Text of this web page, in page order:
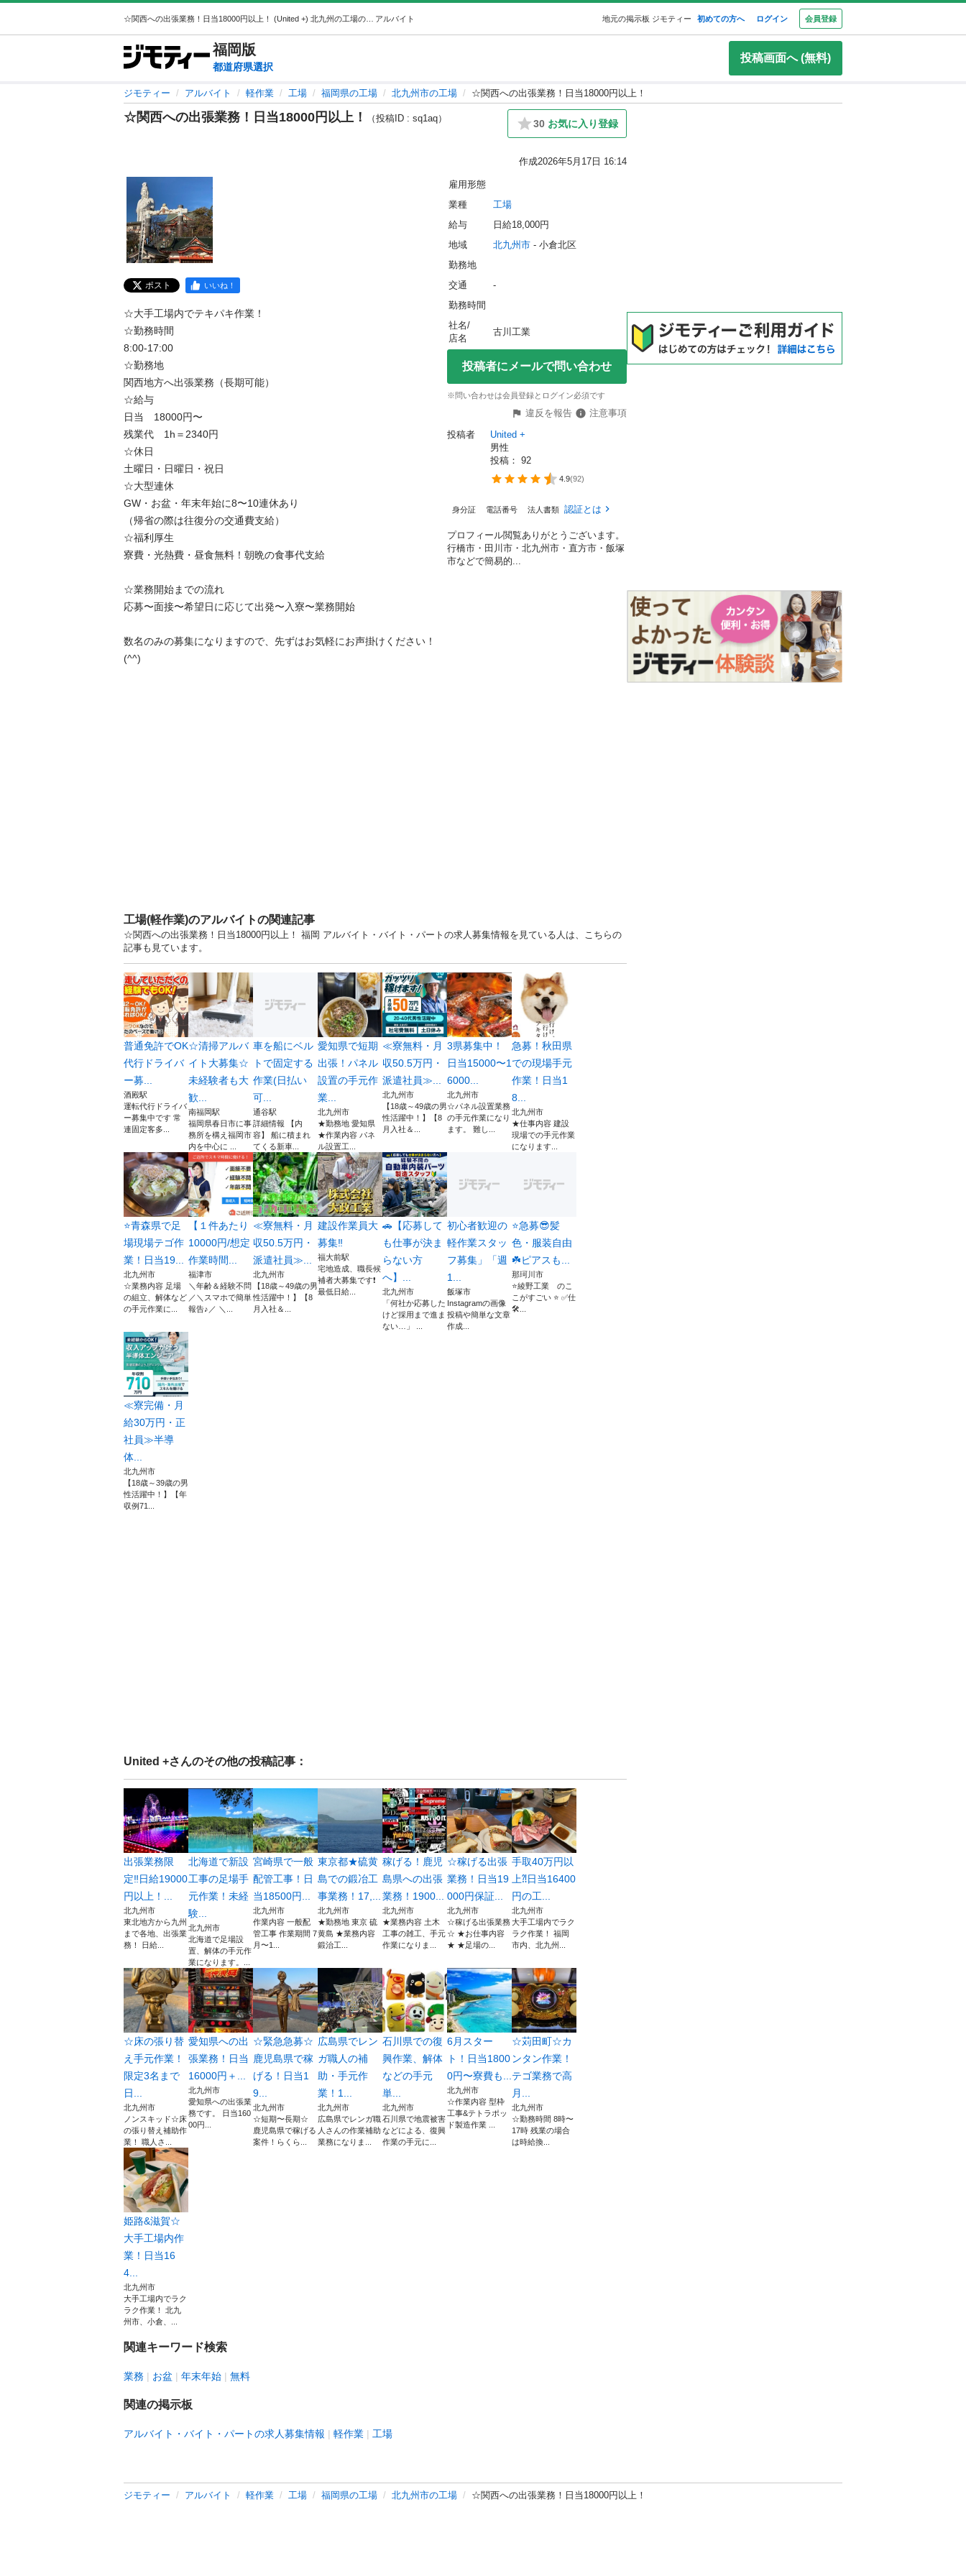
アルバイト 地元の掲示板 ジモティー 初めての方へ ログイン 会員登録
福岡版
都道府県選択
投稿画面へ (無料)
ジモティー アルバイト 軽作業 工場 福岡県の工場 北九州市の工場 ☆関西への出張業務！日当18000円以上！
☆関西への出張業務！日当18000円以上！ （投稿ID : sq1aq） 30 お気に入り登録
作成2026年5月17日 16:14
ポスト いいね！
☆大手工場内でテキパキ作業！
☆勤務時間
8:00-17:00
☆勤務地
関西地方へ出張業務（長期可能）
☆給与
日当　18000円〜
残業代　1h＝2340円
☆休日
土曜日・日曜日・祝日
☆大型連休
GW・お盆・年末年始に8〜10連休あり
（帰省の際は往復分の交通費支給）
☆福利厚生
寮費・光熱費・昼食無料！朝晩の食事代支給
☆業務開始までの流れ
応募〜面接〜希望日に応じて出発〜入寮〜業務開始
数名のみの募集になりますので、先ずはお気軽にお声掛けください！
(^^)
雇用形態
業種
工場
給与
日給18,000円
地域
北九州市 - 小倉北区
勤務地
交通
-
勤務時間
社名/
店名
古川工業
投稿者にメールで問い合わせ
※問い合わせは会員登録とログイン必須です
違反を報告
注意事項
投稿者
United +
男性
投稿： 92
4.9(92)
身分証 電話番号 法人書類 認証とは
プロフィール閲覧ありがとうございます。
行橋市・田川市・北九州市・直方市・飯塚
市などで簡易的...
工場(軽作業)のアルバイトの関連記事
☆関西への出張業務！日当18000円以上！ 福岡 アルバイト・バイト・パートの求人募集情報を見ている人は、こちらの
記事も見ています。
普通免許でOK
代行ドライバ
ー募...
酒殿駅
運転代行ドライバ
ー募集中です 常
連固定客多...
☆清掃アルバ
イト大募集☆
未経験者も大
歓...
南福岡駅
福岡県春日市に事
務所を構え福岡市
内を中心に ...
車を船にベル
トで固定する
作業(日払い
可...
通谷駅
詳細情報 【内
容】 船に積まれ
てくる新車...
愛知県で短期
出張！パネル
設置の手元作
業...
北九州市
★勤務地 愛知県
★作業内容 パネ
ル設置工...
≪寮無料・月
収50.5万円・
派遣社員≫...
北九州市
【18歳～49歳の男
性活躍中！】【8
月入社＆...
3県募集中！
日当15000〜1
6000...
北九州市
☆パネル設置業務
の手元作業になり
ます。 難し...
急募！秋田県
での現場手元
作業！日当1
8...
北九州市
★仕事内容 建設
現場での手元作業
になります...
⭐️青森県で足
場現場テゴ作
業！日当19...
北九州市
☆業務内容 足場
の組立、解体など
の手元作業に...
【１件あたり
10000円/想定
作業時間...
福津市
＼年齢＆経験不問
／＼スマホで簡単
報告♪／ ＼...
≪寮無料・月
収50.5万円・
派遣社員≫...
北九州市
【18歳～49歳の男
性活躍中！】【8
月入社＆...
建設作業員大
募集‼️
福大前駅
宅地造成、職長候
補者大募集です❗
最低日給...
🚗【応募して
も仕事が決ま
らない方
へ】...
北九州市
「何社か応募した
けど採用まで進ま
ない…」 ...
初心者歓迎の
軽作業スタッ
フ募集」「週
1...
飯塚市
Instagramの画像
投稿や簡単な文章
作成...
⭐️急募😎髪
色・服装自由
☘️ピアスも...
那珂川市
⭐綾野工業 のこ
こがすごい ⭐ ✅仕
🛠️...
≪寮完備・月
給30万円・正
社員≫半導
体...
北九州市
【18歳～39歳の男
性活躍中！】【年
収例71...
United +さんのその他の投稿記事：
出張業務限
定‼︎日給19000
円以上！...
北九州市
東北地方から九州
まで各地、出張業
務！ 日給...
北海道で新設
工事の足場手
元作業！未経
験...
北九州市
北海道で足場設
置、解体の手元作
業になります。...
宮崎県で一般
配管工事！日
当18500円...
北九州市
作業内容 一般配
管工事 作業期間 7
月〜1...
東京都★硫黄
島での鍛冶工
事業務！17,...
北九州市
★勤務地 東京 硫
黄島 ★業務内容
鍛治工...
稼げる！鹿児
島県への出張
業務！1900...
北九州市
★業務内容 土木
工事の雑工、手元
作業になりま...
☆稼げる出張
業務！日当19
000円保証...
北九州市
☆稼げる出張業務
☆ ★お仕事内容
★ ★足場の...
手取40万円以
上⁈日当16400
円の工...
北九州市
大手工場内でラク
ラク作業！ 福岡
市内、北九州...
☆床の張り替
え手元作業！
限定3名まで
日...
北九州市
ノンスキッド☆床
の張り替え補助作
業！ 職人さ...
愛知県への出
張業務！日当
16000円＋...
北九州市
愛知県への出張業
務です。 日当160
00円...
☆緊急急募☆
鹿児島県で稼
げる！日当1
9...
北九州市
☆短期〜長期☆
鹿児島県で稼げる
案件！らくら...
広島県でレン
ガ職人の補
助・手元作
業！1...
北九州市
広島県でレンガ職
人さんの作業補助
業務になりま...
石川県での復
興作業、解体
などの手元
単...
北九州市
石川県で地震被害
などによる、復興
作業の手元に...
6月スター
ト！日当1800
0円〜寮費も...
北九州市
☆作業内容 型枠
工事&テトラポッ
ド製造作業 ...
☆苅田町☆カ
ンタン作業！
テゴ業務で高
月...
北九州市
☆勤務時間 8時〜
17時 残業の場合
は時給換...
姫路&滋賀☆
大手工場内作
業！日当16
4...
北九州市
大手工場内でラク
ラク作業！ 北九
州市、小倉、...
関連キーワード検索
業務 お盆 年末年始 無料
関連の掲示板
アルバイト・バイト・パートの求人募集情報 軽作業 工場
ジモティー アルバイト 軽作業 工場 福岡県の工場 北九州市の工場 ☆関西への出張業務！日当18000円以上！